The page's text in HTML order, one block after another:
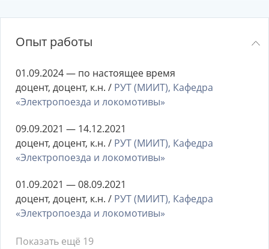
Опыт работы
01.09.2024 — по настоящее время
доцент, доцент, к.н. / РУТ (МИИТ), Кафедра
«Электропоезда и локомотивы»
09.09.2021 — 14.12.2021
доцент, доцент, к.н. / РУТ (МИИТ), Кафедра
«Электропоезда и локомотивы»
01.09.2021 — 08.09.2021
доцент, доцент, к.н. / РУТ (МИИТ), Кафедра
«Электропоезда и локомотивы»
Показать ещё 19